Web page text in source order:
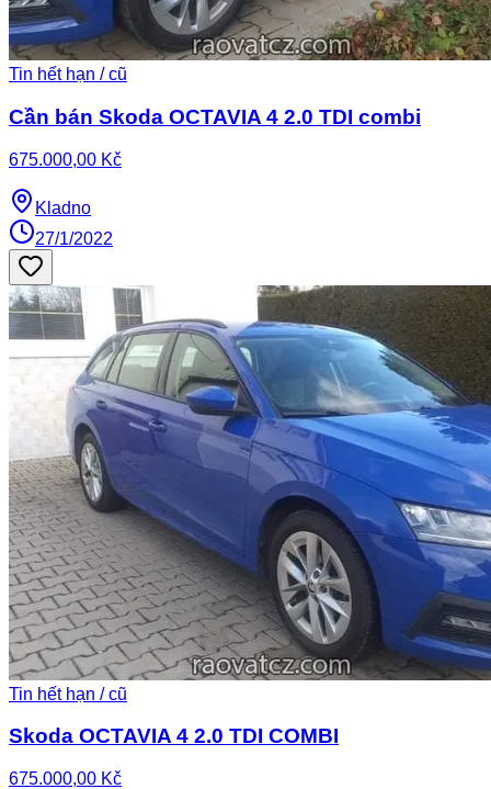
Tin hết hạn / cũ
Cần bán Skoda OCTAVIA 4 2.0 TDI combi
675.000,00 Kč
Kladno
27/1/2022
Tin hết hạn / cũ
Skoda OCTAVIA 4 2.0 TDI COMBI
675.000,00 Kč